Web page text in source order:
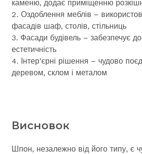
каменю, додає приміщенню
Оздоблення меблів –
фасадів шаф, столів, стільниць
Фасади будівель – забезпечує
естетичність
Інтер’єрні рішення – чудово
деревом, склом і металом
Висновок
Шпон, незалежно від його типу, є